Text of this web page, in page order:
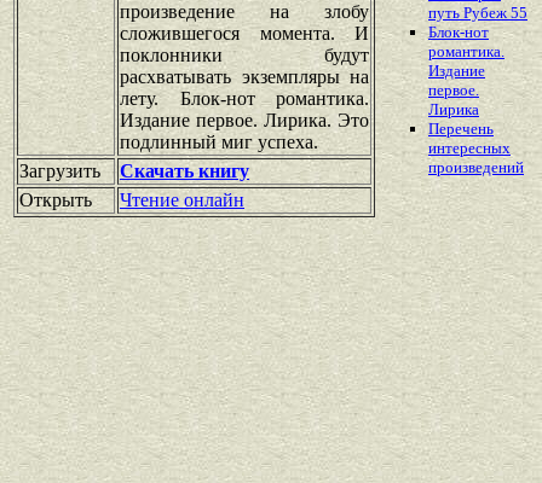
произведение на злобу
сложившегося момента. И
поклонники будут
расхватывать экземпляры на
лету. Блок-нот романтика.
Издание первое. Лирика. Это
подлинный миг успеха.
Загрузить
Скачать книгу
Открыть
Чтение онлайн
путь Рубеж 55
Блок-нот
романтика.
Издание
первое.
Лирика
Перечень
интересных
произведений